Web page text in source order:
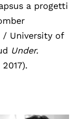
a progetti
/ University of
Under.